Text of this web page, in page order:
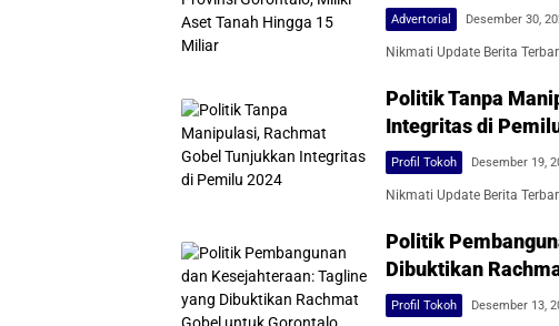
Advertorial Desember 30,
Nikmati Update Berita
Politik Tanpa
Integritas di
Profil Tokoh Desember 19,
Nikmati Update Berita
Politik
Dibuktikan
Profil Tokoh Desember 13,